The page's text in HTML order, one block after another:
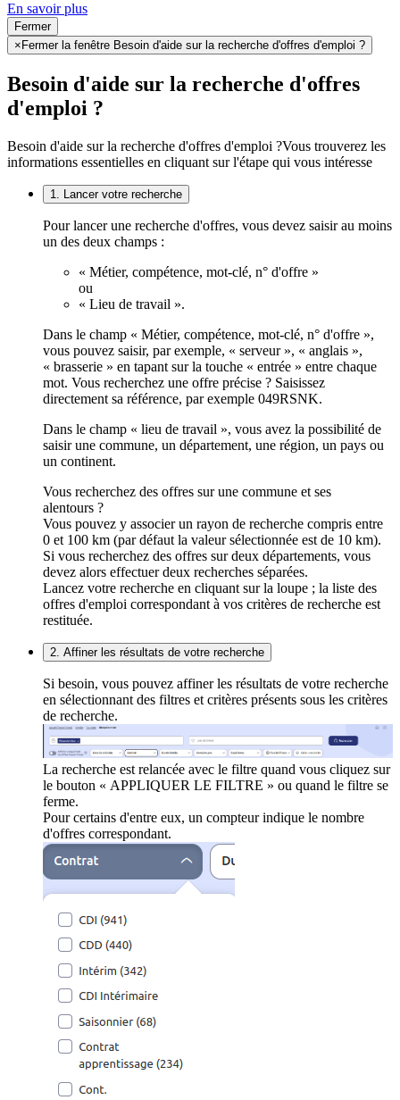
En savoir plus
Fermer
× Fermer la fenêtre Besoin d'aide sur la recherche d'offres d'emploi ?
Besoin d'aide sur la recherche d'offres
d'emploi ?
Besoin d'aide sur la recherche d'offres d'emploi ?Vous trouverez les
informations essentielles en cliquant sur l'étape qui vous intéresse
1. Lancer votre recherche
Pour lancer une recherche d'offres, vous devez saisir au moins
un des deux champs :
« Métier, compétence, mot-clé, n° d'offre »
ou
« Lieu de travail ».
Dans le champ « Métier, compétence, mot-clé, n° d'offre »,
vous pouvez saisir, par exemple, « serveur », « anglais »,
« brasserie » en tapant sur la touche « entrée » entre chaque
mot. Vous recherchez une offre précise ? Saisissez
directement sa référence, par exemple 049RSNK.
Dans le champ « lieu de travail », vous avez la possibilité de
saisir une commune, un département, une région, un pays ou
un continent.
Vous recherchez des offres sur une commune et ses
alentours ?
Vous pouvez y associer un rayon de recherche compris entre
0 et 100 km (par défaut la valeur sélectionnée est de 10 km).
Si vous recherchez des offres sur deux départements, vous
devez alors effectuer deux recherches séparées.
Lancez votre recherche en cliquant sur la loupe ; la liste des
offres d'emploi correspondant à vos critères de recherche est
restituée.
2. Affiner les résultats de votre recherche
Si besoin, vous pouvez affiner les résultats de votre recherche
en sélectionnant des filtres et critères présents sous les critères
de recherche.
La recherche est relancée avec le filtre quand vous cliquez sur
le bouton « APPLIQUER LE FILTRE » ou quand le filtre se
ferme.
Pour certains d'entre eux, un compteur indique le nombre
d'offres correspondant.